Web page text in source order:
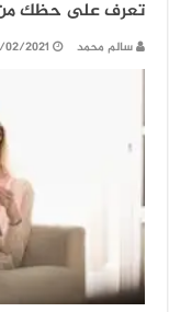
تعرف على حظك من عالم
سالم محمد 02/2021